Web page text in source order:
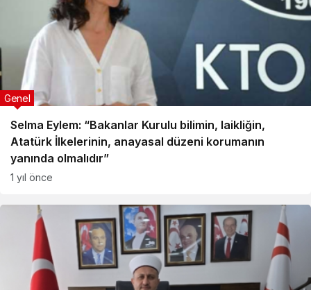
Selma Eylem: “Bakanlar Kurulu bilimin, laikliğin,
Atatürk İlkelerinin, anayasal düzeni korumanın
yanında olmalıdır”
Genel
1 yıl önce